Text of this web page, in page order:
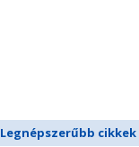
Legnépszerűbb cikkek